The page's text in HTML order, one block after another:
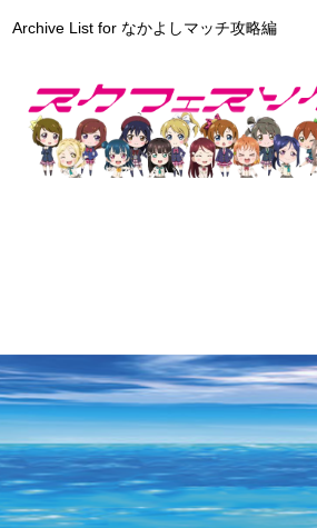
Archive List for なかよしマッチ攻略編